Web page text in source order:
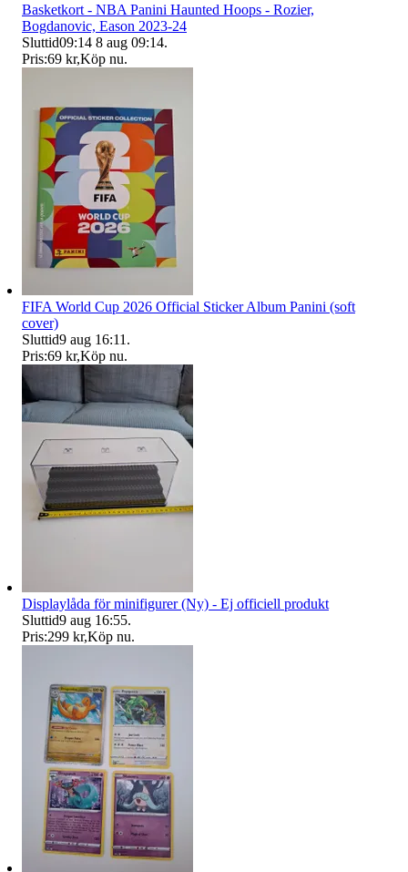
Basketkort - NBA Panini Haunted Hoops - Rozier,
Bogdanovic, Eason 2023-24
Sluttid09:14 8 aug 09:14.
Pris:69 kr,Köp nu.
FIFA World Cup 2026 Official Sticker Album Panini (soft
cover)
Sluttid9 aug 16:11 .
Pris:69 kr,Köp nu.
Displaylåda för minifigurer (Ny) - Ej officiell produkt
Sluttid9 aug 16:55.
Pris:299 kr,Köp nu.